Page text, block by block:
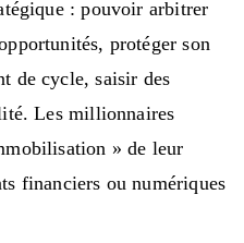
: pouvoir arbitrer
protéger son
de cycle, saisir des
Les millionnaires
» de leur
financiers ou numériques